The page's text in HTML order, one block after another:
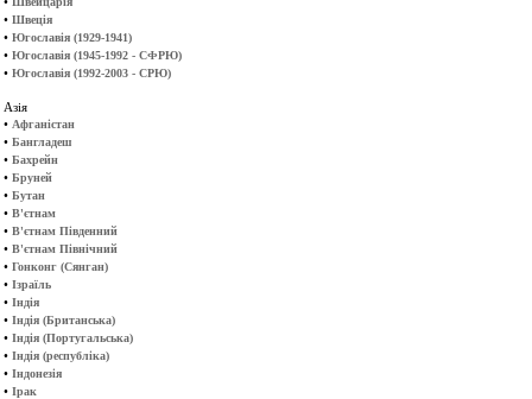
• Швеція
• Югославія (1929-1941)
• Югославія (1945-1992 - СФРЮ)
• Югославія (1992-2003 - СРЮ)
Азія
• Афганістан
• Бангладеш
• Бахрейн
• Бруней
• Бутан
• В'єтнам
• В'єтнам Південний
• В'єтнам Північний
• Гонконг (Сянган)
• Ізраїль
• Індія
• Індія (Британська)
• Індія (Португальська)
• Індія (республіка)
• Індонезія
• Ірак